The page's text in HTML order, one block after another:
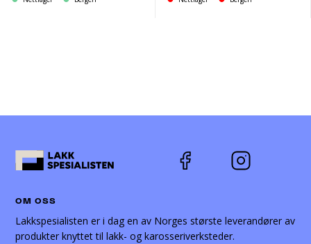
OM OSS
Lakkspesialisten er i dag en av Norges største leverandører av
produkter knyttet til lakk- og karosseriverksteder.